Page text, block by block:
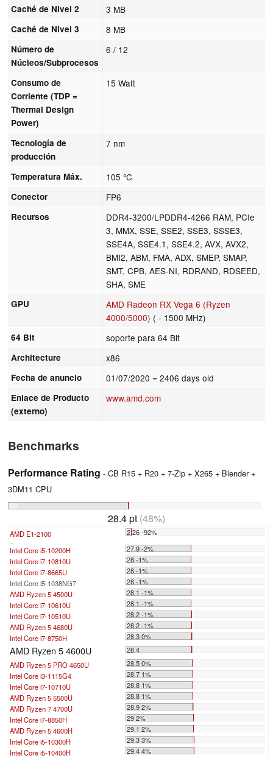
Caché de Nivel 2 3 MB
Caché de Nivel 3 8 MB
Número de
Núcleos/Subprocesos
6 / 12
Consumo de
Corriente (TDP =
Thermal Design
Power)
15 Watt
Tecnología de
producción
7 nm
Temperatura Máx. 105 °C
Conector FP6
Recursos
DDR4-3200/LPDDR4-4266 RAM, PCIe
3, MMX, SSE, SSE2, SSE3, SSSE3,
SSE4A, SSE4.1, SSE4.2, AVX, AVX2,
BMI2, ABM, FMA, ADX, SMEP, SMAP,
SMT, CPB, AES-NI, RDRAND, RDSEED,
SHA, SME
GPU
AMD Radeon RX Vega 6 (Ryzen
4000/5000) ( - 1500 MHz)
64 Bit soporte para 64 Bit
Architecture x86
Fecha de anuncio 01/07/2020 = 2406 days old
Enlace de Producto
(externo)
www.amd.com
Benchmarks
Performance Rating - CB R15 + R20 + 7-Zip + X265 + Blender +
3DM11 CPU
28.4 pt (48%)
AMD E1-2100 2.26 -92%
Intel Core i5-10200H
27.9 -2%
Intel Core i7-10810U
28 -1%
Intel Core i7-8665U
28 -1%
Intel Core i5-1038NG7
28 -1%
AMD Ryzen 5 4500U
28.1 -1%
Intel Core i7-10610U
28.1 -1%
Intel Core i7-10510U
28.2 -1%
AMD Ryzen 5 4680U
28.2 -1%
Intel Core i7-8750H
28.3 0%
AMD Ryzen 5 4600U
28.4
AMD Ryzen 5 PRO 4650U
28.5 0%
Intel Core i3-1115G4
28.7 1%
Intel Core i7-10710U
28.8 1%
AMD Ryzen 5 5500U
28.8 1%
AMD Ryzen 7 4700U
28.9 2%
Intel Core i7-8850H
29 2%
AMD Ryzen 5 4600H
29.1 2%
Intel Core i5-10300H
29.3 3%
Intel Core i5-10400H
29.4 4%